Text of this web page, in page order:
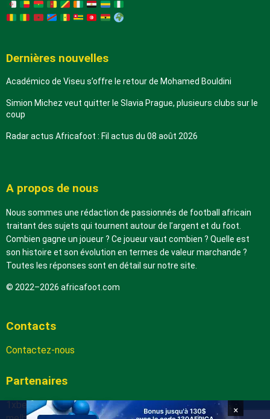
Dernières nouvelles
Académico de Viseu s’offre le retour de Mohamed Bouldini
Simion Michez veut quitter le Slavia Prague, plusieurs clubs sur le
coup
Radar actus Africafoot : Fil actus du 08 août 2026
A propos de nous
Nous sommes une rédaction de passionnés de football africain
traitant des sujets qui tournent autour de l’argent et du foot.
Combien gagne un joueur ? Ce joueur vaut combien ? Quelle est
son histoire et son évolution en termes de valeur marchande ?
Toutes les réponses sont en détail sur notre site.
© 2022–2026 africafoot.com
Contacts
Contactez-nous
Partenaires
1xbetapk.africafoot.com
×